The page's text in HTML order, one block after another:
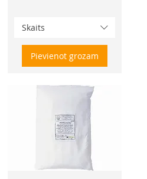
Skaits
Pievienot grozam